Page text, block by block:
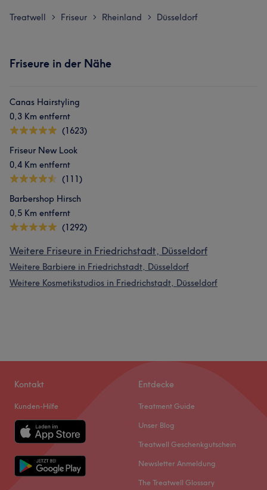
Treatwell > Friseur > Rheinland > Düsseldorf
Friseure in der Nähe
Canas Hairstyling
0,3 Km entfernt
(1623)
Friseur New Look
0,4 Km entfernt
(111)
Barbershop Hirsch
0,5 Km entfernt
(1292)
Weitere Friseure in Friedrichstadt, Düsseldorf
Weitere Barbiere in Friedrichstadt, Düsseldorf
Weitere Kosmetikstudios in Friedrichstadt, Düsseldorf
Kontakt
Kunden-Hilfe
Entdecke
Treatment Guide
Unser Blog
Treatwell Geschenkgutschein
Newsletter Anmeldung
The Treatwell Glossary